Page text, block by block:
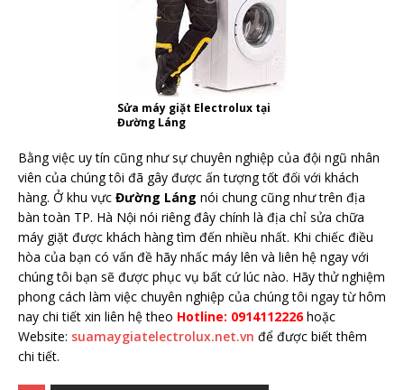
Sửa máy giặt Electrolux tại
Đường Láng
Bằng việc uy tín cũng như sự chuyên nghiệp của đội ngũ nhân
viên của chúng tôi đã gây được ấn tượng tốt đối với khách
hàng. Ở khu vực Đường Láng nói chung cũng như trên địa
bàn toàn TP. Hà Nội nói riêng đây chính là địa chỉ sửa chữa
máy giặt được khách hàng tìm đến nhiều nhất. Khi chiếc điều
hòa của bạn có vấn đề hãy nhấc máy lên và liên hệ ngay với
chúng tôi bạn sẽ được phục vụ bất cứ lúc nào. Hãy thử nghiệm
phong cách làm việc chuyên nghiệp của chúng tôi ngay từ hôm
nay chi tiết xin liên hệ theo Hotline: 0914112226hoặc
Website: suamaygiatelectrolux.net.vn để được biết thêm
chi tiết.